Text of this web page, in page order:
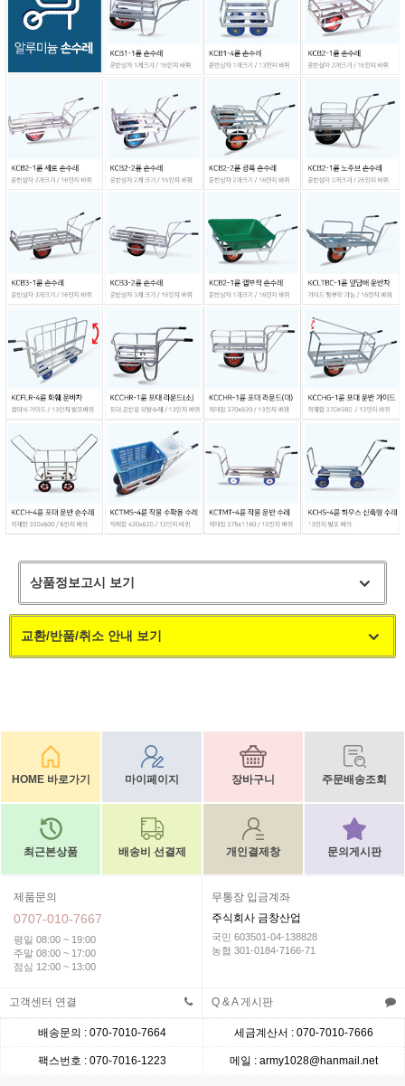
상품정보고시 보기
교환/반품/취소 안내 보기
HOME 바로가기 마이페이지 장바구니 주문배송조회
최근본상품 배송비 선결제 개인결제창 문의게시판
제품문의
0707-010-7667
평일 08:00 ~ 19:00
주말 08:00 ~ 17:00
점심 12:00 ~ 13:00
무통장 입금계좌
주식회사 금창산업
국민 603501-04-138828
농협 301-0184-7166-71
고객센터 연결 Q & A 게시판
배송문의 : 070-7010-7664 세금계산서 : 070-7010-7666
팩스번호 : 070-7016-1223 메일 : army1028@hanmail.net